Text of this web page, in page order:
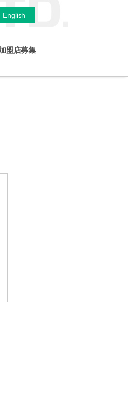
English
盟店募集